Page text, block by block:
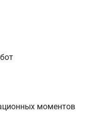
моментов